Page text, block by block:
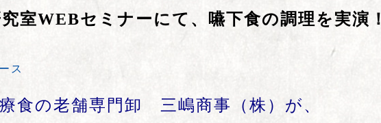
室WEBセミナーにて、嚥下食の調理を実演！
ス
食の老舗専門卸 三嶋商事（株）が、